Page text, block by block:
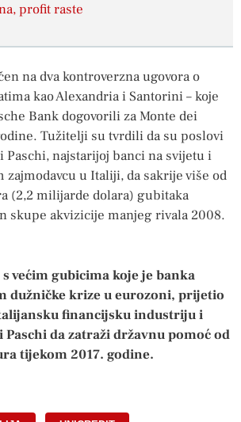
profit raste
na dva kontroverzna ugovora o
kao Alexandria i Santorini – koje
Bank dogovorili za Monte dei
Tužitelji su tvrdili da su poslovi
Paschi, najstarijoj banci na svijetu i
zajmodavcu u Italiji, da sakrije više od
(2,2 milijarde dolara) gubitaka
skupe akvizicije manjeg rivala 2008.
većim gubicima koje je banka
dužničke krize u eurozoni, prijetio
financijsku industriju i
da zatraži državnu pomoć od
tijekom 2017. godine.